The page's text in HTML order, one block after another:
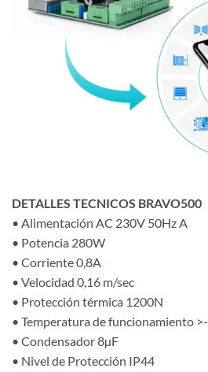
DETALLES TECNICOS BRAVO500
• Alimentación AC 230V 50Hz A
• Potencia 280W
• Corriente 0,8A
• Velocidad 0,16 m/sec
• Protección térmica 1200N
• Temperatura de funcionamiento >-
• Condensador 8µF
• Nivel de Protección IP44